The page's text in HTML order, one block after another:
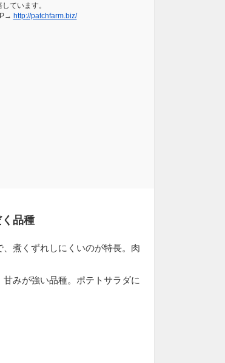
ています。
http://patchfarm.biz/
品種
、煮くずれしにくいのが特長。肉
甘みが強い品種。ポテトサラダに